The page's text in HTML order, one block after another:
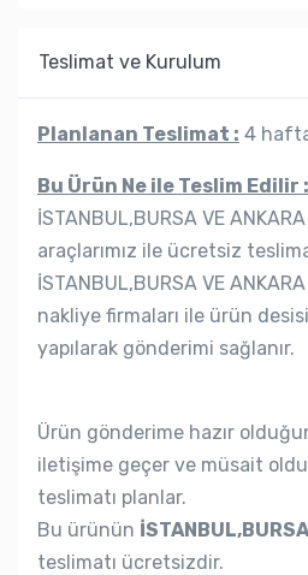
Teslimat ve Kurulum
Planlanan Teslimat : 4
Bu Ürün Ne ile Teslim Edilir :
İSTANBUL,BURSA VE
araçlarımız ile ücretsiz
İSTANBUL,BURSA VE
nakliye firmaları ile ürün
yapılarak gönderimi sağlanır.
Ürün gönderime hazır
iletişime geçer ve müsait
teslimatı planlar.
Bu ürünün
teslimatı ücretsizdir.